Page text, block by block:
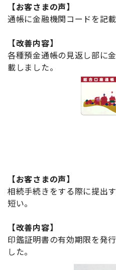
【お客さまの声】
通帳に金融機関コードを記
【改善内容】
各種預金通帳の見返し部に
載しました。
【お客さまの声】
相続手続きをする際に提出
短い。
【改善内容】
印鑑証明書の有効期限を発
した。